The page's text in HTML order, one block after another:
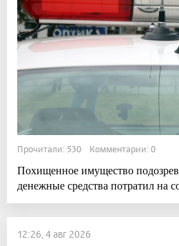
Прочитали: 530 Комментарии: 0
Похищенное имущество
денежные средства потратил на
12:26, 4 авг 2026